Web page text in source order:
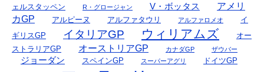
ェルスタッペン
R・グロージャン V・ボッタス
アメリ
カGP
アルピーヌ アルファタウリ アルファロメオ
イ
ギリスGP
イタリアGP ウィリアムズ
オー
ストラリアGP
オーストリアGP カナダGP ザウバー
ジョーダン スペインGP スーパーアグリ ドイツGP